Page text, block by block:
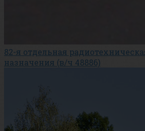
82-я отдельная
назначения (в/ч 48886)